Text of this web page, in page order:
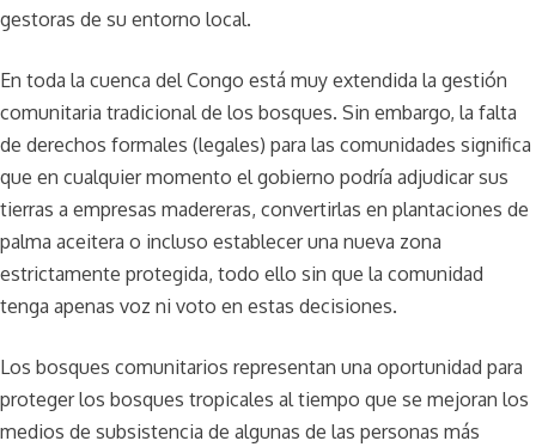
gestoras de su entorno local.
En toda la cuenca del Congo está muy extendida la gestión
comunitaria tradicional de los bosques. Sin embargo, la falta
de derechos formales (legales) para las comunidades significa
que en cualquier momento el gobierno podría adjudicar sus
tierras a empresas madereras, convertirlas en plantaciones de
palma aceitera o incluso establecer una nueva zona
estrictamente protegida, todo ello sin que la comunidad
tenga apenas voz ni voto en estas decisiones.
Los bosques comunitarios representan una oportunidad para
proteger los bosques tropicales al tiempo que se mejoran los
medios de subsistencia de algunas de las personas más